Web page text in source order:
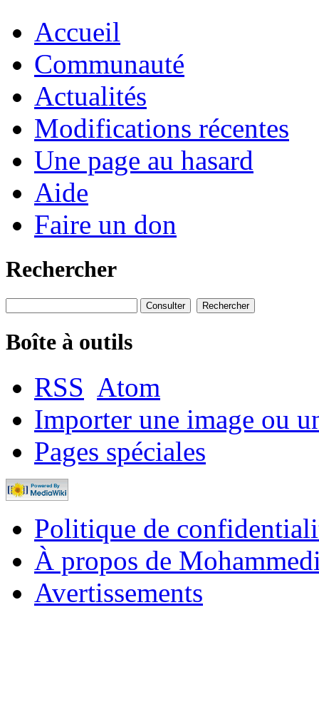
Accueil
Communauté
Actualités
Modifications récentes
Une page au hasard
Aide
Faire un don
Rechercher
Boîte à outils
RSS Atom
Importer une image ou
Pages spéciales
Politique de
À propos de
Avertissements